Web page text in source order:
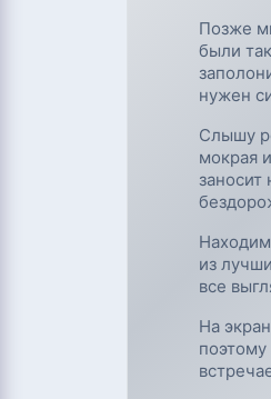
Позже
были
нужен
Слышу
мокрая
из
все
На